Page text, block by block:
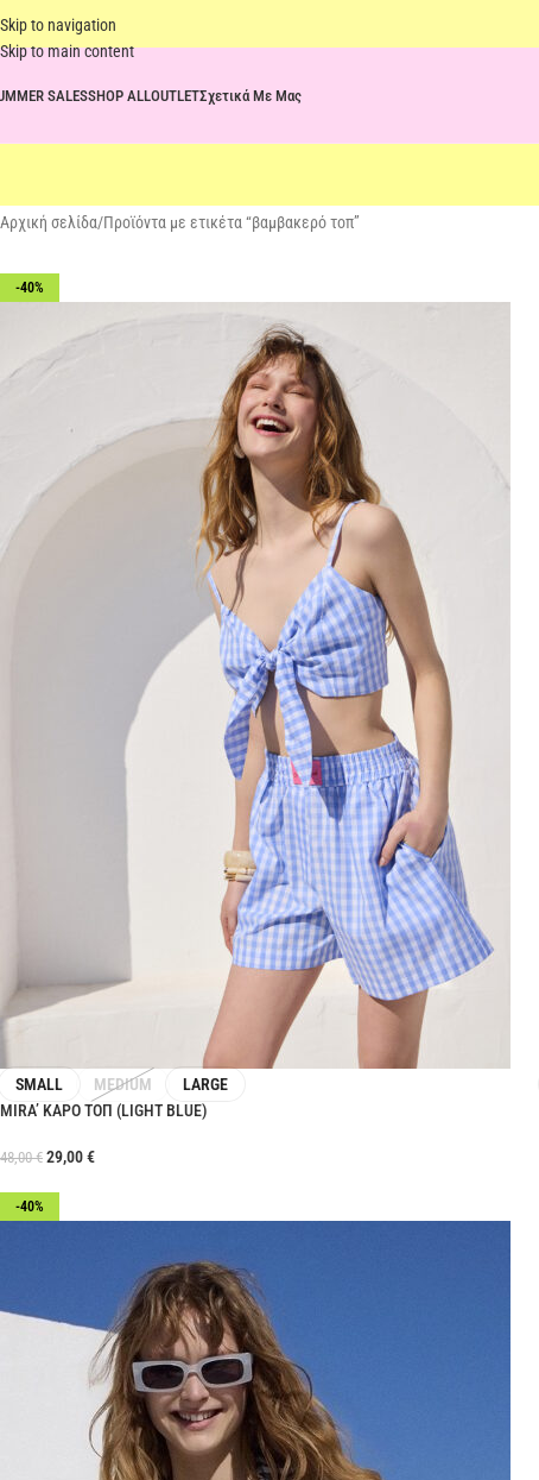
Skip to navigation
Skip to main content
SALESSHOP ALLOUTLETΣχετικά Με Μας
Αρχική σελίδα Προϊόντα με ετικέτα “βαμβακερό τοπ”
-40%
SMALL MEDIUM
LARGE
MIRA’ ΚΑΡΟ ΤΟΠ (LIGHT BLUE)
48,00€ 29,00€
-40%